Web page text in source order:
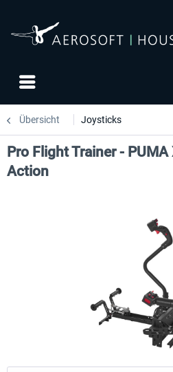
Übersicht Joysticks
Pro Flight Trainer -
Action